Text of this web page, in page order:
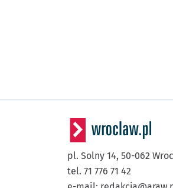
pl. Solny 14, 50-062
tel. 71 776 71 42